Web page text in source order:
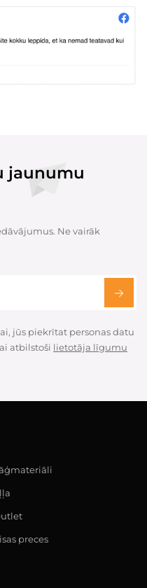
jaunumu
Ne vairāk
jūs piekrītat personas datu
atbilstoši lietotāja līgumu
preces